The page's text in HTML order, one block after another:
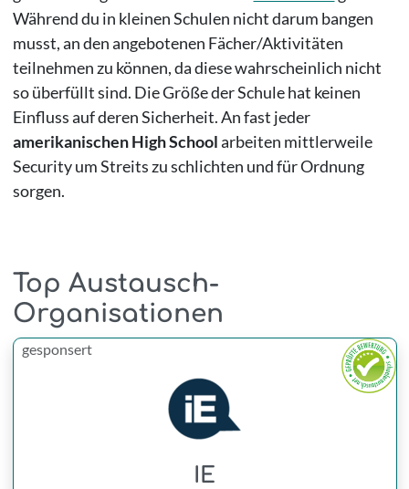
Während du in kleinen Schulen nicht darum bangen
musst, an den angebotenen Fächer/Aktivitäten
teilnehmen zu können, da diese wahrscheinlich nicht
so überfüllt sind. Die Größe der Schule hat keinen
Einfluss auf deren Sicherheit. An fast jeder
amerikanischen High Schoolarbeiten mittlerweile
Security um Streits zu schlichten und für Ordnung
sorgen.
Top Austausch-
Organisationen
gesponsert
IE